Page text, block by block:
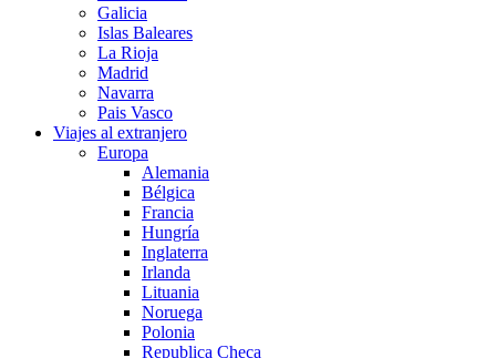
Galicia
Islas Baleares
La Rioja
Madrid
Navarra
Pais Vasco
Viajes al extranjero
Europa
Alemania
Bélgica
Francia
Hungría
Inglaterra
Irlanda
Lituania
Noruega
Polonia
Republica Checa